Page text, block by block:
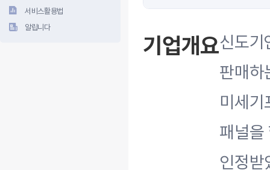
서비스활용법
알립니다
기업개요신도기
판매
미세
패널을
인정받